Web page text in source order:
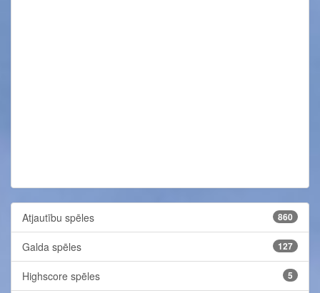
Atjautību spēles 860
Galda spēles 127
Highscore spēles 5